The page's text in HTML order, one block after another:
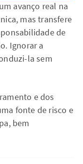
avanço real na
mas transfere
de
Ignorar a
la sem
e dos
fonte de risco e
bem